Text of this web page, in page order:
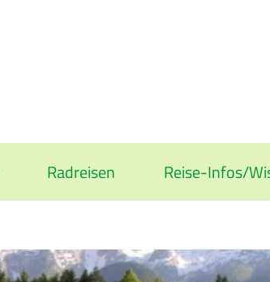
Radreisen
Reise-Infos/
Vermittler AGB